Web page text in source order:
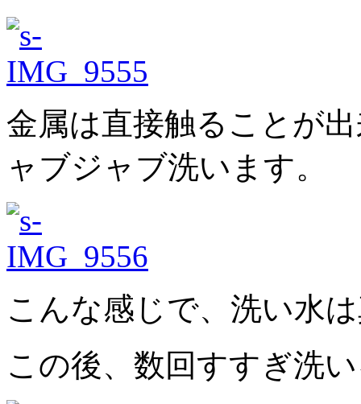
金属は直接触ることが
ャブジャブ洗います。
こんな感じで、洗い水
この後、数回すすぎ洗